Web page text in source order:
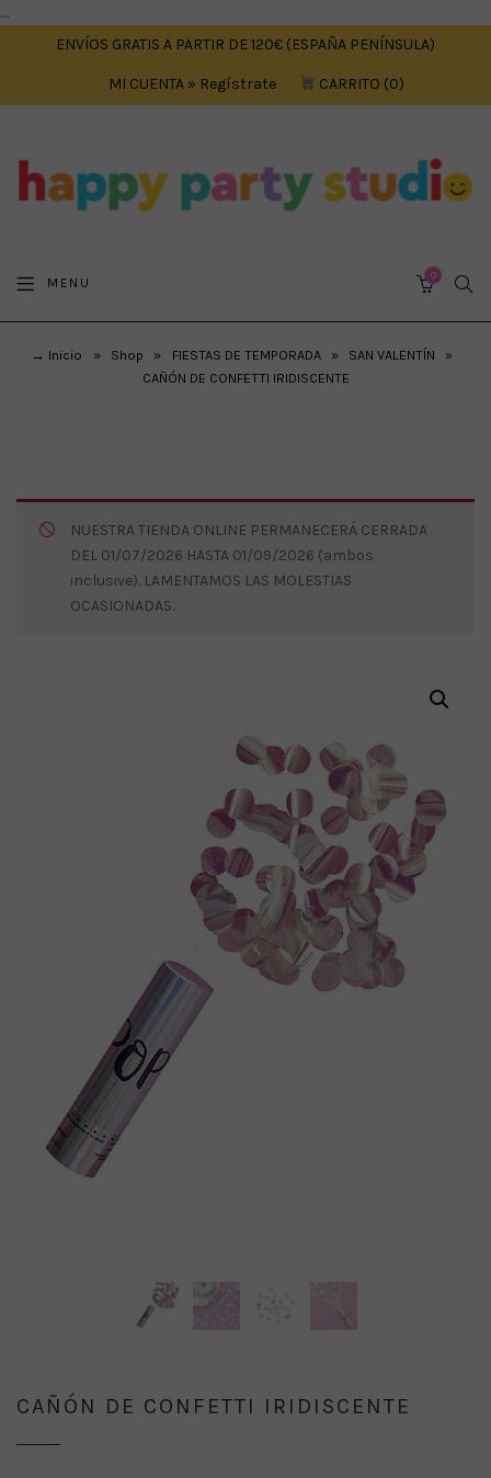
....
ENVÍOS GRATIS A PARTIR DE 120€ (ESPAÑA PENÍNSULA)
MI CUENTA » Regístrate CARRITO 0
MENU 0
→ Inicio » Shop » FIESTAS DE TEMPORADA » SAN VALENTÍN
»
CAÑÓN DE CONFETTI IRIDISCENTE
NUESTRA TIENDA ONLINE PERMANECERÁ CERRADA
DEL 01/07/2026 HASTA 01/09/2026 (ambos
inclusive). LAMENTAMOS LAS MOLESTIAS
OCASIONADAS.
CAÑÓN DE CONFETTI IRIDISCENTE